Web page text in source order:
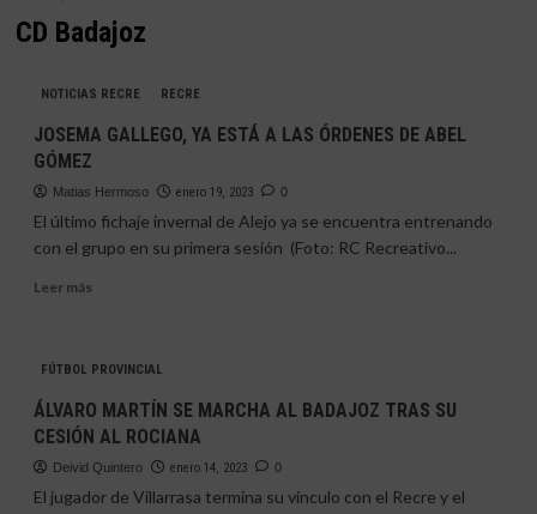
CD Badajoz
NOTICIAS RECRE RECRE
JOSEMA GALLEGO, YA ESTÁ A LAS ÓRDENES DE ABEL
GÓMEZ
Matias Hermoso enero 19, 2023 0
El último fichaje invernal de Alejo ya se encuentra entrenando
con el grupo en su primera sesión (Foto: RC Recreativo...
Leer másLeer
GALLEGO,
ESTÁ
A
LAS
ÓRDENES
FÚTBOL PROVINCIAL
ÁLVARO MARTÍN SE MARCHA AL BADAJOZ TRAS SU
CESIÓN AL ROCIANA
Deivid Quintero enero 14, 2023 0
El jugador de Villarrasa termina su vínculo con el Recre y el